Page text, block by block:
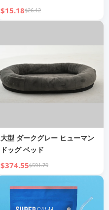
$15.18$26.12
大型 ダークグレー ヒューマン
ドッグ ベッド
$374.55$591.79